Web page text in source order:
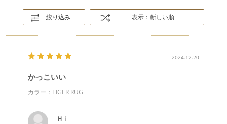
絞り込み 表示：新しい順
2024.12.20
かっこいい
カラー：TIGER RUG
Ｈｉ